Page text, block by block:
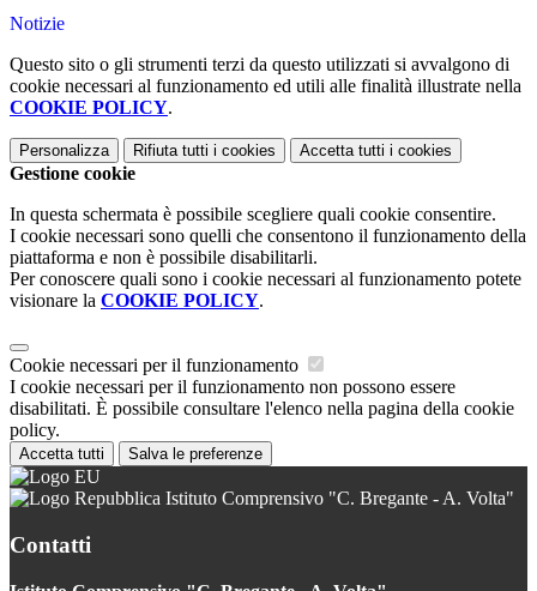
Notizie
Questo sito o gli strumenti terzi da questo utilizzati si avvalgono di
cookie necessari al funzionamento ed utili alle finalità illustrate nella
COOKIE POLICY.
Personalizza Rifiuta tutti i cookies Accetta tutti i cookies
Gestione cookie
In questa schermata è possibile scegliere quali cookie consentire.
I cookie necessari sono quelli che consentono il funzionamento della
piattaforma e non è possibile disabilitarli.
Per conoscere quali sono i cookie necessari al funzionamento potete
visionare la COOKIE POLICY.
Cookie necessari per il funzionamento
I cookie necessari per il funzionamento non possono essere
disabilitati. È possibile consultare l'elenco nella pagina della cookie
policy.
Accetta tutti Salva le preferenze
Istituto Comprensivo "C. Bregante - A. Volta"
Contatti